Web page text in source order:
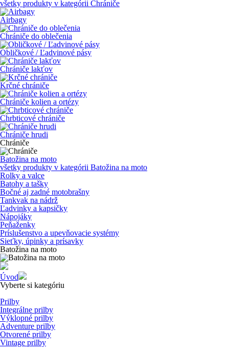
všetky produkty v kategórii Chrániče
Airbagy
Chrániče do oblečenia
Obličkové / Ľadvinové pásy
Chrániče lakťov
Krčné chrániče
Chrániče kolien a ortézy
Chrbticové chrániče
Chrániče hrudi
Chrániče
Batožina na moto
všetky produkty v kategórii Batožina na moto
Rolky a valce
Batohy a tašky
Bočné aj zadné motobrašny
Tankvak na nádrž
Ľadvinky a kapsičky
Nápojáky
Peňaženky
Príslušenstvo a upevňovacie systémy
Sieťky, úpinky a prísavky
Batožina na moto
Úvod
Vyberte si kategóriu
Prilby
Integrálne prilby
Výklopné prilby
Adventure prilby
Otvorené prilby
Vintage prilby